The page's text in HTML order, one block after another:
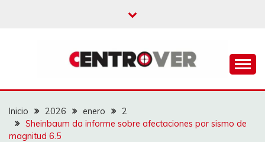
CENTROVER
NOTICIAS
Inicio 2026 enero
2
Sheinbaum da informe sobre afectaciones por sismo de
magnitud 6.5